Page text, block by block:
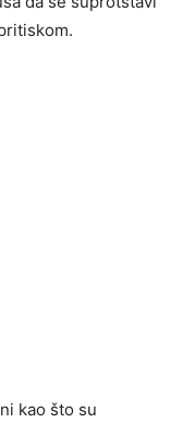
kao što su